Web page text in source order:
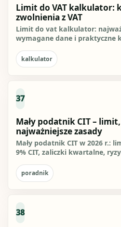
Limit do VAT kalkulator:
zwolnienia z VAT
Limit do vat kalkulator:
wymagane dane i praktyczne
kalkulator
37
Mały podatnik CIT –
najważniejsze zasady
Mały podatnik CIT w 2026 r.:
9% CIT, zaliczki kwartalne,
poradnik
38